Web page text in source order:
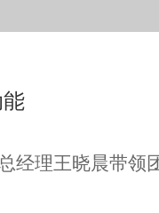
经理王晓晨带领